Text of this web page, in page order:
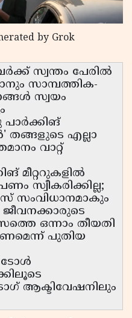
by Grok
സ്വന്തം പേരിൽ
സാമ്പത്തിക-
സ്വയം
തങ്ങളുടെ എല്ലാ
വാറ്റ്
മീറ്ററുകളിൽ
സ്വീകരിക്കില്ല;
സംവിധാനമാകും
ജീവനക്കാരുടെ
ഒന്നാം തീയതി
പുതിയ
ആക്ടിവേഷനിലും